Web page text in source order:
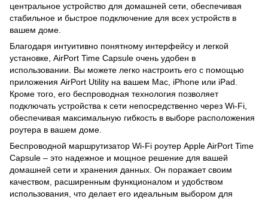
центральное устройство для домашней сети, обеспечивая
стабильное и быстрое подключение для всех устройств в
вашем доме.
Благодаря интуитивно понятному интерфейсу и легкой
установке, AirPort Time Capsule очень удобен в
использовании. Вы можете легко настроить его с помощью
приложения AirPort Utility на вашем Mac, iPhone или iPad.
Кроме того, его беспроводная технология позволяет
подключать устройства к сети непосредственно через Wi-Fi,
обеспечивая максимальную гибкость в выборе расположения
роутера в вашем доме.
Беспроводной маршрутизатор Wi-Fi роутер Apple AirPort Time
Capsule – это надежное и мощное решение для вашей
домашней сети и хранения данных. Он поражает своим
качеством, расширенным функционалом и удобством
использования, что делает его идеальным выбором для